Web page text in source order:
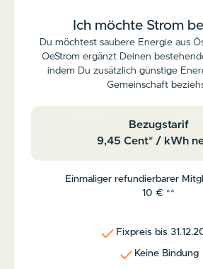
Ich möchte Strom
Du möchtest saubere Energie aus
OeStrom ergänzt Deinen
indem Du zusätzlich günstige
Gemeinschaft
Bezugstarif
9,45 Cent* / kWh
Einmaliger refundierbarer
10 € **
Fixpreis bis
Keine Bindung